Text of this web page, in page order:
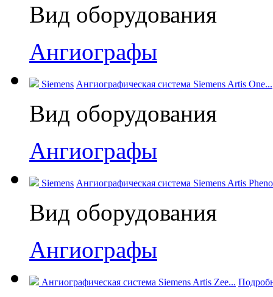
Вид оборудования
Ангиографы
Siemens Ангиографическая система Siemens Artis One...
Вид оборудования
Ангиографы
Siemens Ангиографическая система Siemens Artis
Вид оборудования
Ангиографы
Ангиографическая система Siemens Artis Zee...